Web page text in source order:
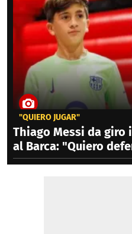
"QUIERO JUGAR"
Thiago Messi da giro
al Barca: "Quiero